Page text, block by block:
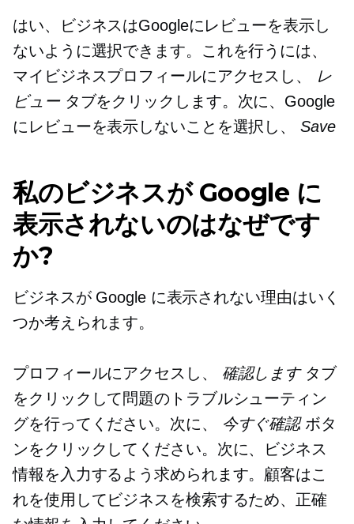
はい、ビジネスはGoogleにレビューを表示し
ないように選択できます。これを行うには、
マイビジネスプロフィールにアクセスし、
レ
ビュータブをクリックします。次に、Google
にレビューを表示しないことを選択し、Save
私のビジネスが Google に
表示されないのはなぜです
か?
ビジネスが Google に表示されない理由はいく
つか考えられます。
プロフィールにアクセスし、 確認しますタブ
をクリックして問題のトラブルシューティン
グを行ってください。次に、
今すぐ確認ボタ
ンをクリックしてください。次に、ビジネス
情報を入力するよう求められます。顧客はこ
れを使用してビジネスを検索するため、正確